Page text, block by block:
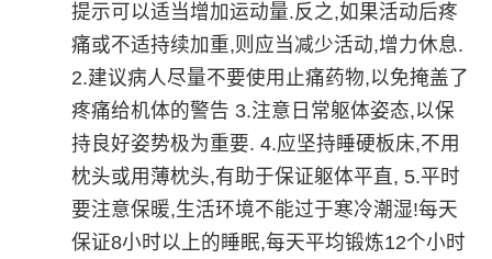
提示可以适当增加运动量.反之,如果活动后疼
痛或不适持续加重,则应当减少活动,增力休息.
2.建议病人尽量不要使用止痛药物,以免掩盖了
疼痛给机体的警告 3.注意日常躯体姿态,以保
持良好姿势极为重要. 4.应坚持睡硬板床,不用
枕头或用薄枕头,有助于保证躯体平直, 5.平时
要注意保暖,生活环境不能过于寒冷潮湿!每天
保证8小时以上的睡眠,每天平均锻炼12个小时